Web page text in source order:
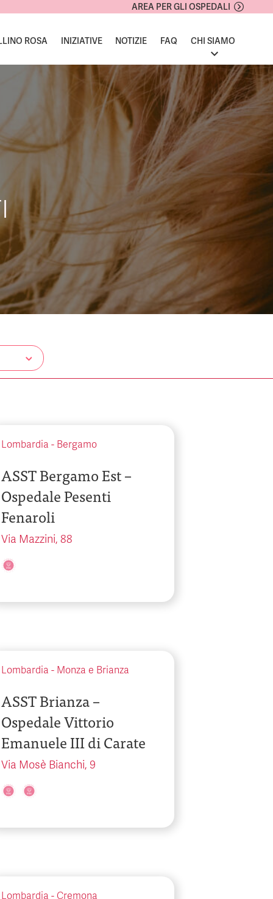
AREA PER GLI OSPEDALI
ROSA INIZIATIVE NOTIZIE FAQ CHI SIAMO
Lombardia - Bergamo
ASST Bergamo Est –
Ospedale Pesenti
Fenaroli
Via Mazzini, 88
Lombardia - Monza e Brianza
ASST Brianza –
Ospedale Vittorio
Emanuele III di Carate
Via Mosè Bianchi, 9
Lombardia - Cremona